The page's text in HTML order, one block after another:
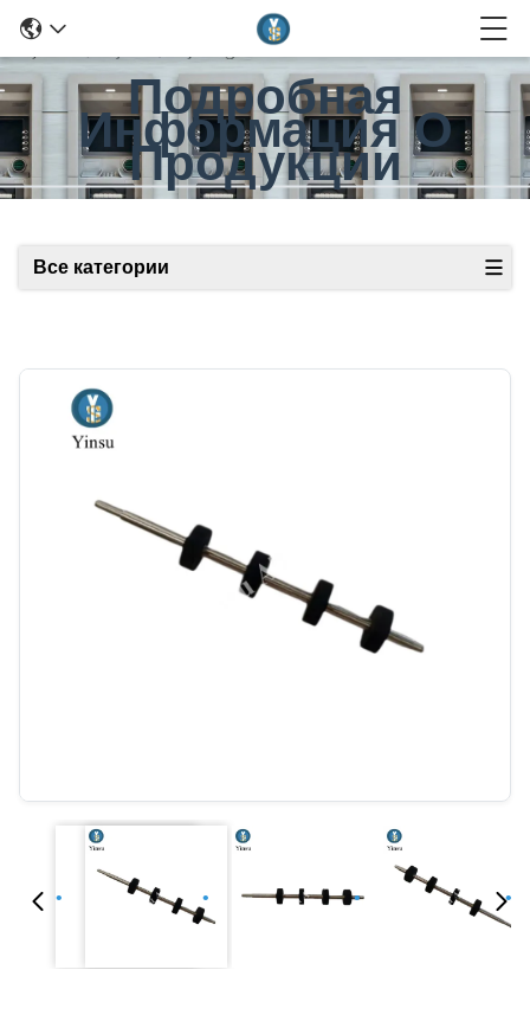
Подробная
Информация О
Продукции
Все категории